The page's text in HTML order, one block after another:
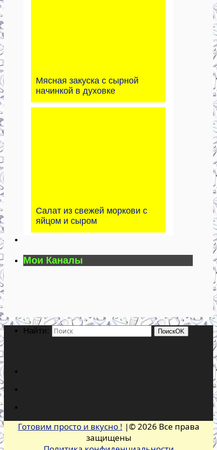
Мясная закуска с сырной
начинкой в духовке
Салат из свежей моркови с
яйцом и сыром
Мои Каналы
Найти: ПоискOK
Готовим просто и вкусно ! |© 2026 Все права
защищены